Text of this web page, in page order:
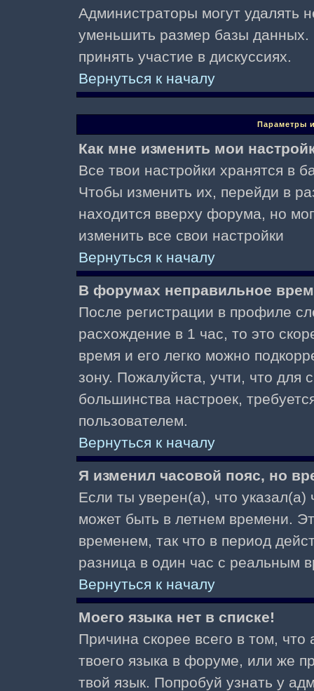
Администраторы могут удалять
уменьшить размер базы данных.
принять участие в дискуссиях.
Вернуться к началу
Параметры
Как мне изменить мои
Все твои настройки хранятся в
Чтобы изменить их, перейди в
находится вверху форума, но
изменить все свои настройки
Вернуться к началу
В форумах неправильное
После регистрации в профиле
расхождение в 1 час, то это
время и его легко можно
зону. Пожалуйста, учти, что для
большинства настроек,
пользователем.
Вернуться к началу
Я изменил часовой пояс, но
Если ты уверен(а), что
может быть в летнем времени.
временем, так что в период
разница в один час с реальным
Вернуться к началу
Моего языка нет в списке!
Причина скорее всего в том,
твоего языка в форуме, или же
твой язык. Попробуй узнать у